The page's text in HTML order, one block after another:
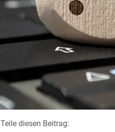
Teile diesen Beitrag: